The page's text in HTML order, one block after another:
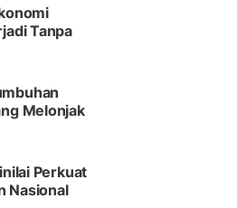
Tanpa
Melonjak
Perkuat
Nasional